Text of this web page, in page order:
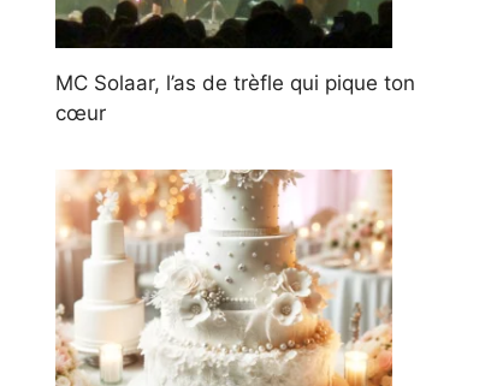
MC Solaar, l’as de trèfle qui pique ton
cœur